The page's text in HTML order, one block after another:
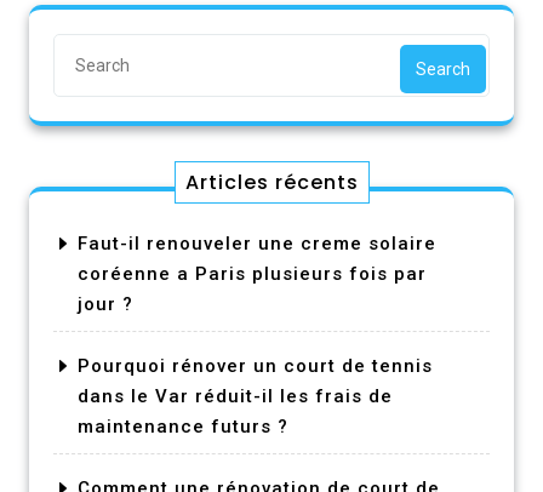
Search
Articles récents
Faut-il renouveler une creme solaire
coréenne a Paris plusieurs fois par
jour ?
Pourquoi rénover un court de tennis
dans le Var réduit-il les frais de
maintenance futurs ?